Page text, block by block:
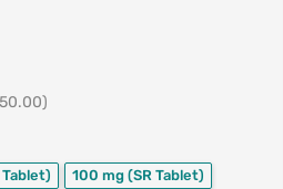
Tablet) 100 mg (SR Tablet)